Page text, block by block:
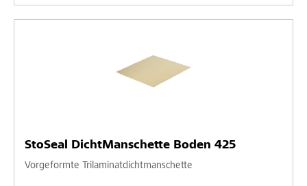
StoSeal DichtManschette Boden 425
Vorgeformte Trilaminatdichtmanschette